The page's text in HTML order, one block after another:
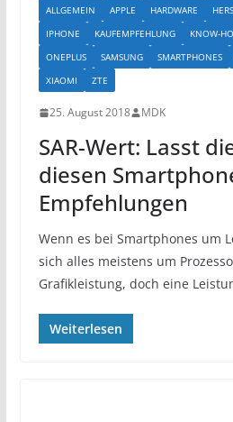
ALLGEMEIN APPLE HARDWARE
IPHONE
KAUFEMPFEHLUNG KNOW-
ONEPLUS
SAMSUNG SMARTPHONES
XIAOMI
ZTE
25. August 2018 MDK
SAR-Wert: Lasst
diesen
Empfehlungen
Wenn es bei Smartphones um
sich alles meistens um
Grafikleistung, doch eine
Weiterlesen